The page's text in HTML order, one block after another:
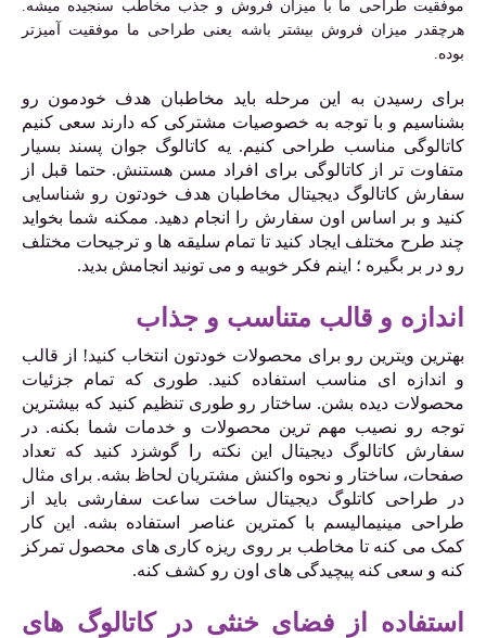
موفقیت طراحی ما با میزان فروش و جذب مخاطب سنجیده میشه.
هرچقدر میزان فروش بیشتر باشه یعنی طراحی ما موفقیت آمیزتر
بوده
برای رسیدن به این مرحله باید مخاطبان هدف خودمون رو
بشناسیم و با توجه به خصوصیات مشترکی که دارند سعی کنیم
کاتالوگی مناسب طراحی کنیم. یه کاتالوگ جوان پسند بسیار
متفاوت تر از کاتالوگی برای افراد مسن هستنش. حتما قبل از
سفارش کاتالوگ دیجیتال مخاطبان هدف خودتون رو شناسایی
کنید و بر اساس اون سفارش را انجام دهید. ممکنه شما بخواید
چند طرح مختلف ایجاد کنید تا تمام سلیقه ها و ترجیحات مختلف
رو در بر بگیره ؛ اینم فکر خوبیه و می تونید انجامش بدید.
اندازه و قالب متناسب و جذاب
بهترین ویترین رو برای محصولات خودتون انتخاب کنید! از قالب
و اندازه ای مناسب استفاده کنید. طوری که تمام جزئیات
محصولات دیده بشن. ساختار رو طوری تنظیم کنید که بیشترین
توجه رو نصیب مهم ترین محصولات و خدمات شما بکنه. در
سفارش کاتالوگ دیجیتال این نکته را گوشزد کنید که تعداد
صفحات، ساختار و نحوه واکنش مشتریان لحاظ بشه. برای مثال
در طراحی کاتلوگ دیجیتال ساخت ساعت سفارشی باید از
طراحی مینیمالیسم با کمترین عناصر استفاده بشه. این کار
کمک می کنه تا مخاطب بر روی ریزه کاری های محصول تمرکز
کنه و سعی کنه پیچیدگی های اون رو کشف کنه.
استفاده از فضای خنثی در کاتالوگ های